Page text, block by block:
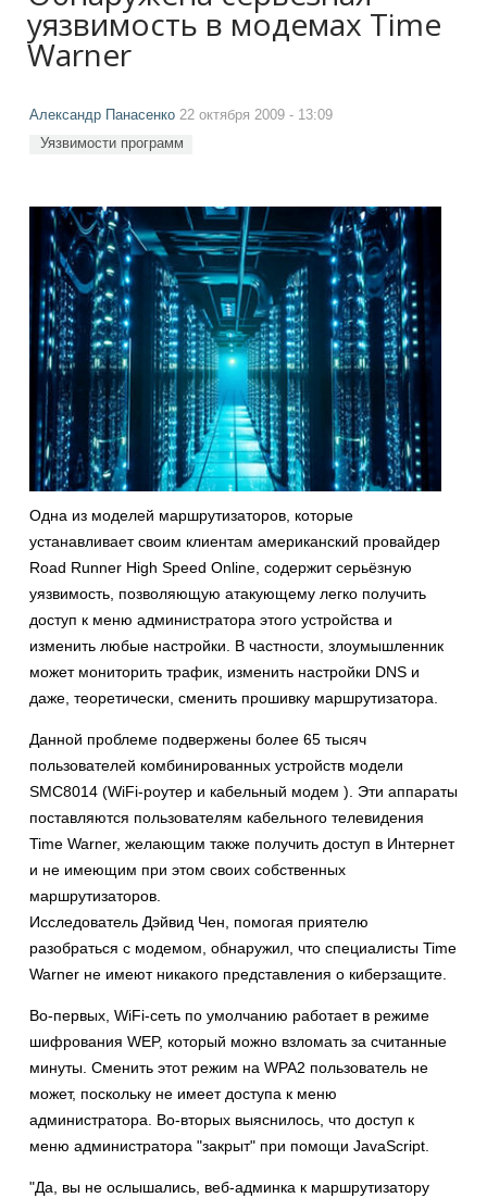
уязвимость в модемах Time
Warner
Александр Панасенко 22 октября 2009 - 13:09
Уязвимости программ
Одна из моделей маршрутизаторов, которые
устанавливает своим клиентам американский провайдер
Road Runner High Speed Online, содержит серьёзную
уязвимость, позволяющую атакующему легко получить
доступ к меню администратора этого устройства и
изменить любые настройки. В частности, злоумышленник
может мониторить трафик, изменить настройки DNS и
даже, теоретически, сменить прошивку маршрутизатора.
Данной проблеме подвержены более 65 тысяч
пользователей комбинированных устройств модели
SMC8014 (WiFi-роутер и кабельный модем ). Эти аппараты
поставляются пользователям кабельного телевидения
Time Warner, желающим также получить доступ в Интернет
и не имеющим при этом своих собственных
маршрутизаторов.
Исследователь Дэйвид Чен, помогая приятелю
разобраться с модемом, обнаружил, что специалисты Time
Warner не имеют никакого представления о киберзащите.
Во-первых, WiFi-сеть по умолчанию работает в режиме
шифрования WEP, который можно взломать за считанные
минуты. Сменить этот режим на WPA2 пользователь не
может, поскольку не имеет доступа к меню
администратора. Во-вторых выяснилось, что доступ к
меню администратора "закрыт" при помощи JavaScript.
"Да, вы не ослышались, веб-админка к маршрутизатору